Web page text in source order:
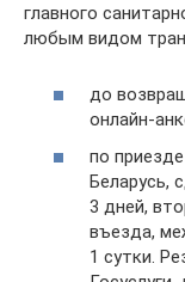
главного
любым видом
до
онлайн-
по
Беларусь,
3 дней,
въезда,
1 сутки.